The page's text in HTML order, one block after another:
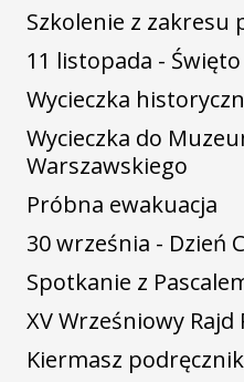
Szkolenie z zakresu
11 listopada -
Wycieczka
Wycieczka do
Warszawskiego
Próbna ewakuacja
30 września - Dzień
Spotkanie z
XV Wrześniowy Rajd
Kiermasz